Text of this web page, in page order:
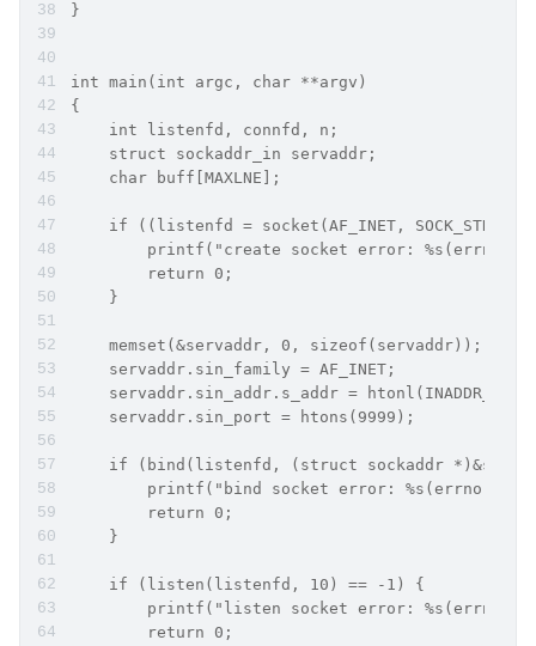
}
int main(int argc, char **argv)
{
    int listenfd, connfd, n;
    struct sockaddr_in servaddr;
    char buff[MAXLNE];
if ((listenfd = socket(AF_INET, SOCK_STREAM,
printf("create socket error: %s(errno:
        return 0;
    }
    memset(&servaddr, 0, sizeof(servaddr));
    servaddr.sin_family = AF_INET;
servaddr.sin_addr.s_addr =
    servaddr.sin_port = htons(9999);
if (bind(listenfd, (struct sockaddr
printf("bind socket error: %s(errno:
        return 0;
    }
    if (listen(listenfd, 10) == -1) {
printf("listen socket error: %s(errno:
        return 0;